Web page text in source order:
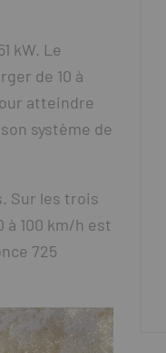
kW. Le
de 10 à
atteindre
système de
Sur les trois
à 100 km/h est
725